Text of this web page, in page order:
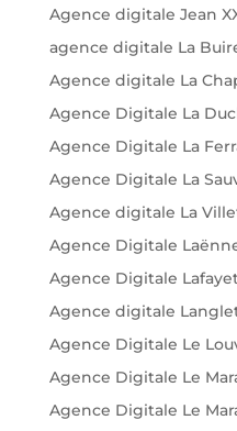
Agence digitale Jean
agence digitale La
Agence digitale La
Agence Digitale La
Agence Digitale La
Agence Digitale La
Agence digitale La
Agence Digitale
Agence Digitale
Agence digitale
Agence Digitale Le
Agence Digitale Le
Agence Digitale Le